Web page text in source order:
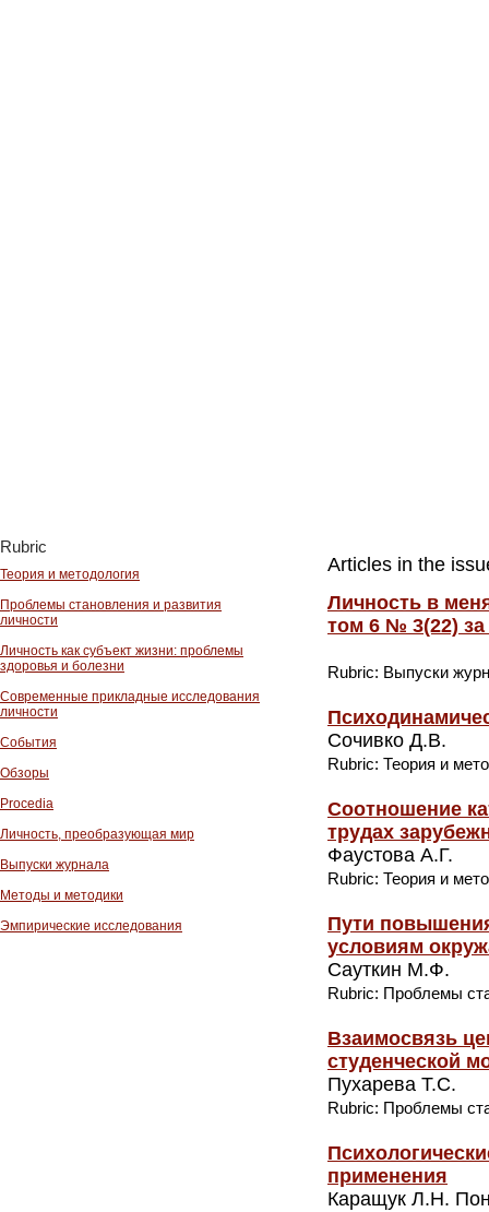
Rubric
Теория и методология
Проблемы становления и развития
личности
Личность как субъект жизни: проблемы
здоровья и болезни
Современные прикладные исследования
личности
События
Обзоры
Procedia
Личность, преобразующая мир
Выпуски журнала
Методы и методики
Эмпирические исследования
Articles in the
Личность в
том 6 № 3(22)
Rubric: Выпуски
Сочивко Д.В.
Rubric: Теория и
Соотношение
трудах
Фаустова А.Г.
Rubric: Теория и
Пути
условиям
Сауткин М.Ф.
Rubric: Проблемы
Взаимосвязь
студенческой
Пухарева Т.С.
Rubric: Проблемы
применения
Каращук Л.Н.